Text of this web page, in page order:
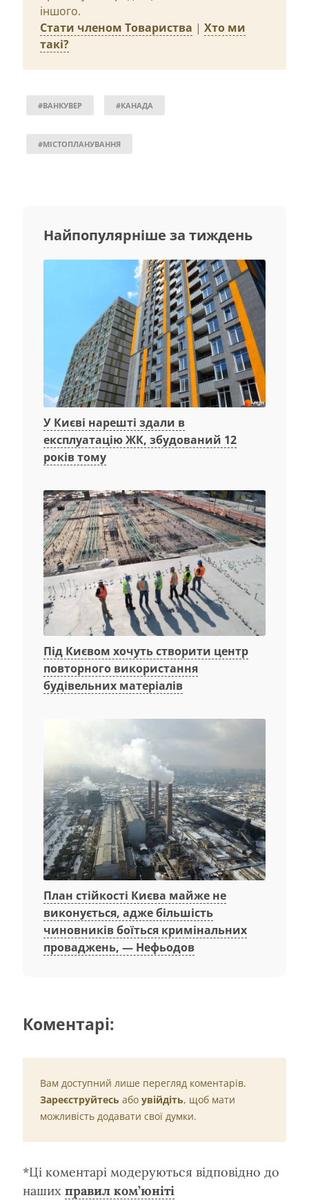
іншого.
Стати членом Товариства | Хто ми
такі?
#ВАНКУВЕР #КАНАДА
#МІСТОПЛАНУВАННЯ
Найпопулярніше за тиждень
У Києві нарешті здали в
експлуатацію ЖК, збудований 12
років тому
Під Києвом хочуть створити центр
повторного використання
будівельних матеріалів
План стійкості Києва майже не
виконується, адже більшість
чиновників боїться кримінальних
проваджень, — Нефьодов
Коментарі:
Вам доступний лише перегляд коментарів.
Зареєструйтесь або увійдіть, щоб мати
можливість додавати свої думки.
*Ці коментарі модеруються відповідно до
наших правил ком’юніті